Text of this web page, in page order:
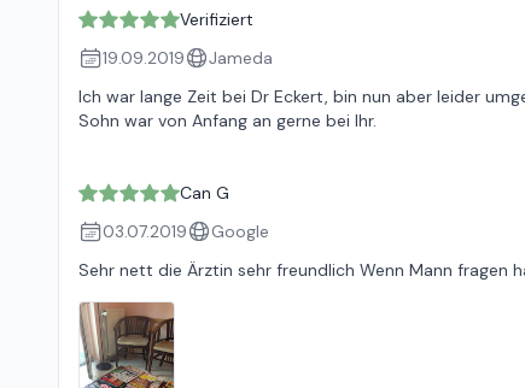
Verifiziert
19.09.2019
Jameda
Ich war lange Zeit bei Dr Eckert, bin nun aber leider
Sohn war von Anfang an gerne bei Ihr.
Can G
03.07.2019
Google
Sehr nett die Ärztin sehr freundlich Wenn Mann fragen hat